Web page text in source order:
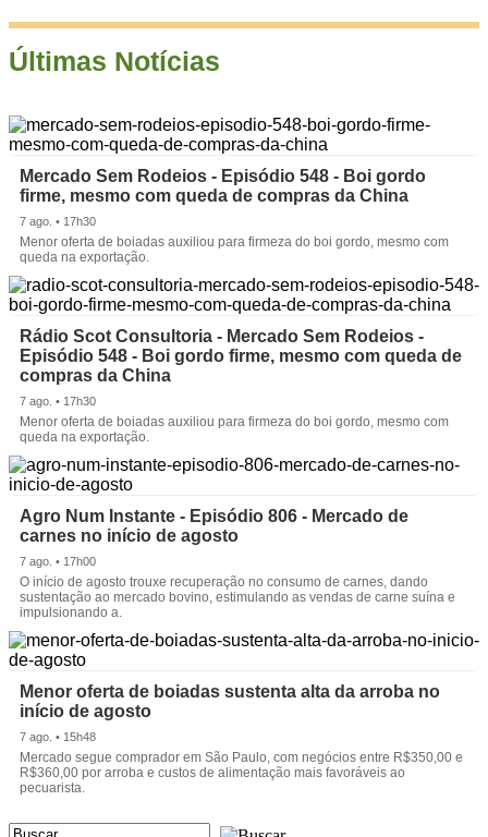
Últimas Notícias
Mercado Sem Rodeios - Episódio 548 - Boi gordo
firme, mesmo com queda de compras da China
7 ago. • 17h30
Menor oferta de boiadas auxiliou para firmeza do boi gordo, mesmo com
queda na exportação.
Rádio Scot Consultoria - Mercado Sem Rodeios -
Episódio 548 - Boi gordo firme, mesmo com queda de
compras da China
7 ago. • 17h30
Menor oferta de boiadas auxiliou para firmeza do boi gordo, mesmo com
queda na exportação.
Agro Num Instante - Episódio 806 - Mercado de
carnes no início de agosto
7 ago. • 17h00
O início de agosto trouxe recuperação no consumo de carnes, dando
sustentação ao mercado bovino, estimulando as vendas de carne suína e
impulsionando a.
Menor oferta de boiadas sustenta alta da arroba no
início de agosto
7 ago. • 15h48
Mercado segue comprador em São Paulo, com negócios entre R$350,00 e
R$360,00 por arroba e custos de alimentação mais favoráveis ao
pecuarista.